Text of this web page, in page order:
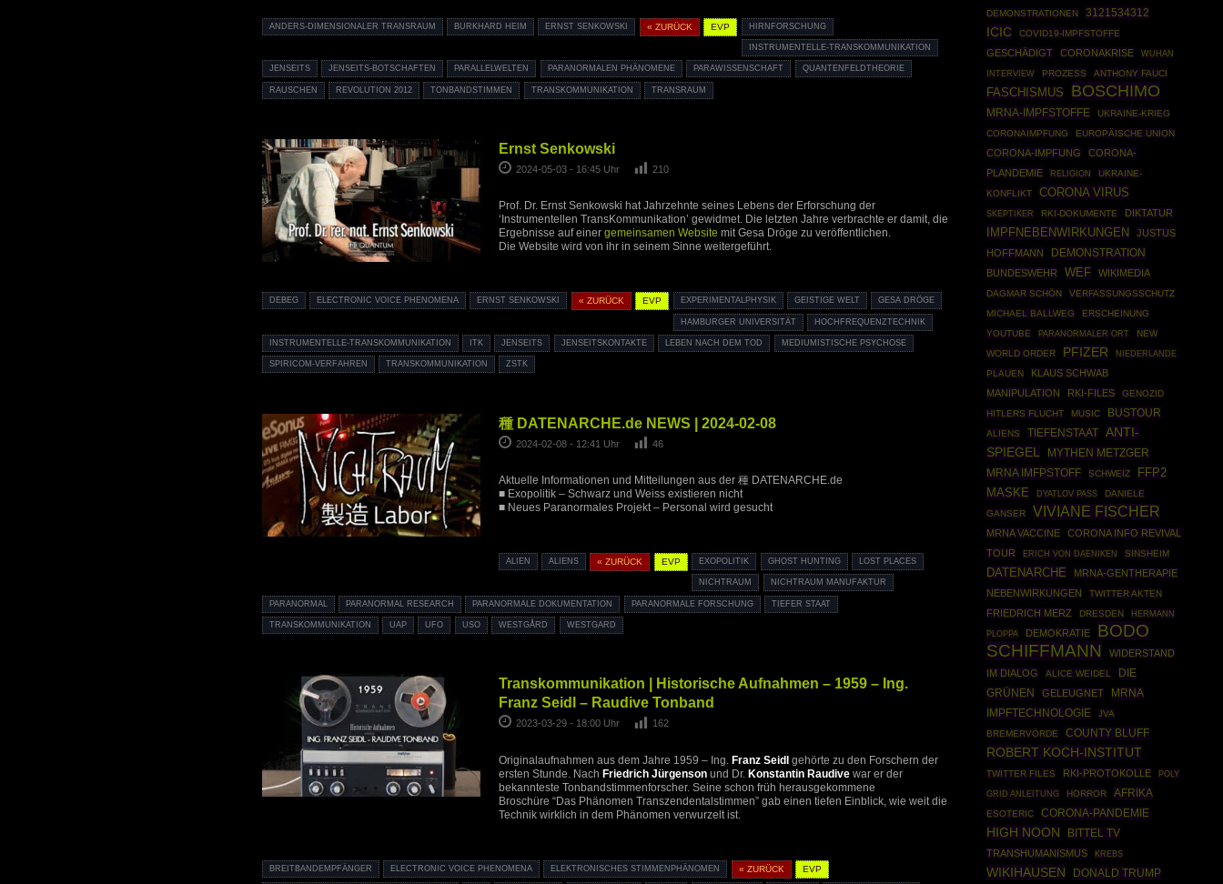
ANDERS-DIMENSIONALER TRANSRAUM BURKHARD HEIM ERNST SENKOWSKI « ZURÜCK EVP HIRNFORSCHUNG
INSTRUMENTELLE-TRANSKOMMUNIKATION
JENSEITS JENSEITS-BOTSCHAFTEN PARALLELWELTEN PARANORMALEN PHÄNOMENE PARAWISSENSCHAFT QUANTENFELDTHEORIE
RAUSCHEN REVOLUTION 2012 TONBANDSTIMMEN TRANSKOMMUNIKATION TRANSRAUM
Ernst Senkowski
2024-05-03 - 16:45 Uhr 210
Prof. Dr. Ernst Senkowski hat Jahrzehnte seines Lebens der Erforschung der
‘Instrumentellen TransKommunikation’ gewidmet. Die letzten Jahre verbrachte er damit, die
Ergebnisse auf einer gemeinsamen Website mit Gesa Dröge zu veröffentlichen.
Die Website wird von ihr in seinem Sinne weitergeführt.
DEBEG ELECTRONIC VOICE PHENOMENA ERNST SENKOWSKI « ZURÜCK EVP EXPERIMENTALPHYSIK GEISTIGE WELT GESA DRÖGE
HAMBURGER UNIVERSITÄT HOCHFREQUENZTECHNIK
INSTRUMENTELLE-TRANSKOMMUNIKATION ITK JENSEITS JENSEITSKONTAKTE LEBEN NACH DEM TOD MEDIUMISTISCHE PSYCHOSE
SPIRICOM-VERFAHREN TRANSKOMMUNIKATION ZSTK
種 DATENARCHE.de NEWS | 2024-02-08
2024-02-08 - 12:41 Uhr 46
Aktuelle Informationen und Mitteilungen aus der 種 DATENARCHE.de
■ Exopolitik – Schwarz und Weiss existieren nicht
■ Neues Paranormales Projekt – Personal wird gesucht
ALIEN ALIENS « ZURÜCK EVP EXOPOLITIK GHOST HUNTING LOST PLACES
NICHTRAUM NICHTRAUM MANUFAKTUR
PARANORMAL PARANORMAL RESEARCH PARANORMALE DOKUMENTATION PARANORMALE FORSCHUNG TIEFER STAAT
TRANSKOMMUNIKATION UAP UFO USO WESTGÅRD WESTGARD
Transkommunikation | Historische Aufnahmen – 1959 – Ing.
Franz Seidl – Raudive Tonband
2023-03-29 - 18:00 Uhr 162
Originalaufnahmen aus dem Jahre 1959 – Ing. Franz Seidlgehörte zu den Forschern der
ersten Stunde. Nach Friedrich Jürgensonund Dr. Konstantin Raudivewar er der
bekannteste Tonbandstimmenforscher. Seine schon früh herausgekommene
Broschüre “Das Phänomen Transzendentalstimmen” gab einen tiefen Einblick, wie weit die
Technik wirklich in dem Phänomen verwurzelt ist.
BREITBANDEMPFÄNGER ELECTRONIC VOICE PHENOMENA ELEKTRONISCHES STIMMENPHÄNOMEN « ZURÜCK EVP
DEMONSTRATIONEN 3121534312
ICIC COVID19-IMPFSTOFFE
GESCHÄDIGT CORONAKRISE WUHAN
INTERVIEW PROZESS ANTHONY FAUCI
FASCHISMUS BOSCHIMO
MRNA-IMPFSTOFFE
UKRAINE-KRIEG
CORONAIMPFUNG
EUROPÄISCHE UNION
CORONA-IMPFUNG
CORONA-
PLANDEMIE
RELIGION
UKRAINE-
KONFLIKT
CORONA VIRUS
SKEPTIKER RKI-DOKUMENTE DIKTATUR
IMPFNEBENWIRKUNGEN
JUSTUS
HOFFMANN
DEMONSTRATION
BUNDESWEHR WEF WIKIMEDIA
DAGMAR SCHÖN
VERFASSUNGSSCHUTZ
MICHAEL BALLWEG
ERSCHEINUNG
YOUTUBE
PARANORMALER ORT
NEW
WORLD ORDER
PFIZER NIEDERLANDE
PLAUEN
KLAUS SCHWAB
MANIPULATION
RKI-FILES
GENOZID
HITLERS FLUCHT
MUSIC BUSTOUR
ALIENS TIEFENSTAAT
ANTI-
SPIEGEL
MYTHEN METZGER
MRNA IMFPSTOFF
SCHWEIZ
FFP2
MASKE
DYATLOV PASS
DANIELE
GANSER
VIVIANE FISCHER
MRNA VACCINE
CORONA INFO REVIVAL
TOUR
ERICH VON DAENIKEN SINSHEIM
DATENARCHE
MRNA-GENTHERAPIE
NEBENWIRKUNGEN
TWITTER AKTEN
FRIEDRICH MERZ DRESDEN
HERMANN
PLOPPA
DEMOKRATIE
BODO
SCHIFFMANN
WIDERSTAND
IM DIALOG
ALICE WEIDEL
DIE
GRÜNEN
GELEUGNET
MRNA
IMPFTECHNOLOGIE
JVA
BREMERVÖRDE
COUNTY BLUFF
ROBERT KOCH-INSTITUT
TWITTER FILES RKI-PROTOKOLLE
POLY
GRID ANLEITUNG
HORROR AFRIKA
ESOTERIC CORONA-PANDEMIE
HIGH NOON BITTEL TV
TRANSHUMANISMUS KREBS
WIKIHAUSEN DONALD TRUMP